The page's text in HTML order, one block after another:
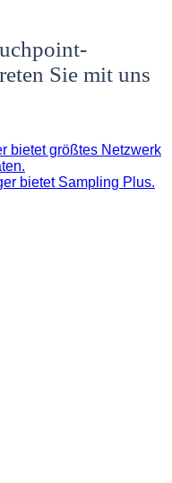
Sie mit uns
bietet größtes Netzwerk
bietet Sampling Plus.